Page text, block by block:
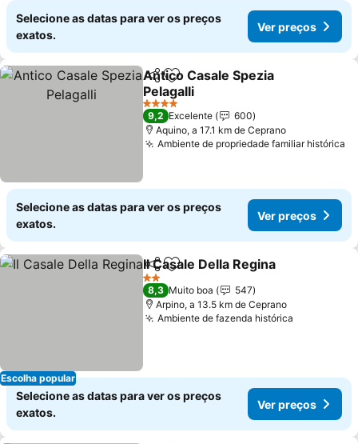
Selecione as datas para ver os preços
exatos.
Ver preços
PartilharAdicionar aos favoritos
Antico Casale Spezia
Pelagalli
Ver preços
4 Estrelas
9,2 Excelente
600
Aquino, a 17.1 km de Ceprano
Ambiente de propriedade familiar histórica
Selecione as datas para ver os preços
exatos.
Ver preços
Escolha popular
PartilharAdicionar aos favoritos
Il Casale Della Regina
2 Estrelas
8,3 Muito boa
547
Arpino, a 13.5 km de Ceprano
Ambiente de fazenda histórica
Selecione as datas para ver os preços
exatos.
Ver preços